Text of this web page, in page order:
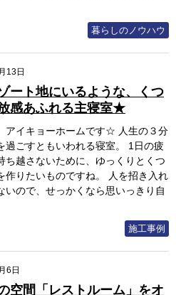
暮らしのノウハウ
13日
ート地にいるような、くつ
感あふれる主寝室★
アイキョーホームです☆ 人生の３分
過ごすともいわれる寝室。 1日の疲
ち越さないために、ゆっくりとくつ
作りたいものですね。 人を招き入れ
いので、せっかくなら思いっきり自
施工事例
6日
空間「レストルーム」をオ